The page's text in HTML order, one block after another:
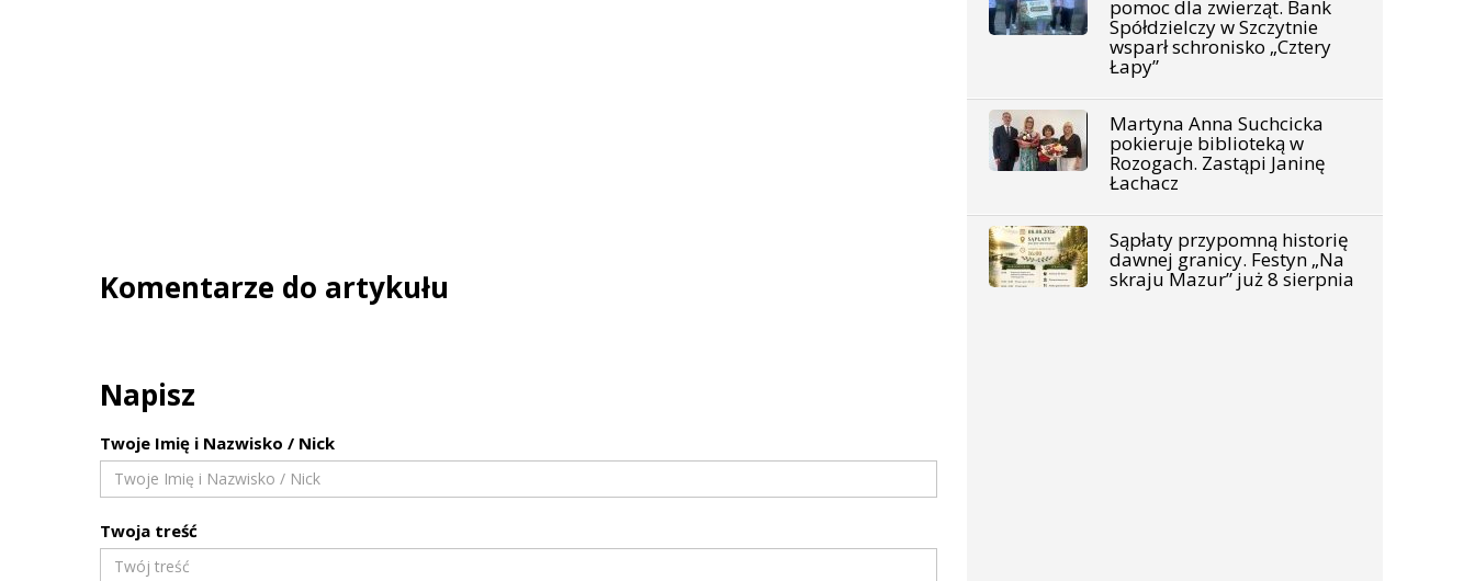
Komentarze do artykułu
Napisz
Twoje Imię i Nazwisko / Nick
Twoja treść
pomoc dla zwierząt. Bank
Spółdzielczy w Szczytnie
wsparł schronisko „Cztery
Łapy”
Martyna Anna Suchcicka
pokieruje biblioteką w
Rozogach. Zastąpi Janinę
Łachacz
Sąpłaty przypomną historię
dawnej granicy. Festyn „Na
skraju Mazur” już 8 sierpnia